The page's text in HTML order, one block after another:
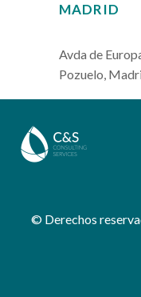
MADRID
Avda de
Pozuelo,
© Derechos